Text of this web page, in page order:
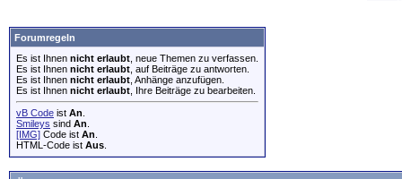
Forumregeln
Es ist Ihnen nicht erlaubt , neue Themen zu verfassen.
Es ist Ihnen nicht erlaubt , auf Beiträge zu antworten.
Es ist Ihnen nicht erlaubt , Anhänge anzufügen.
Es ist Ihnen nicht erlaubt , Ihre Beiträge zu bearbeiten.
vB Code ist An
Smileys sind An
[IMG] Code ist An
HTML-Code ist Aus